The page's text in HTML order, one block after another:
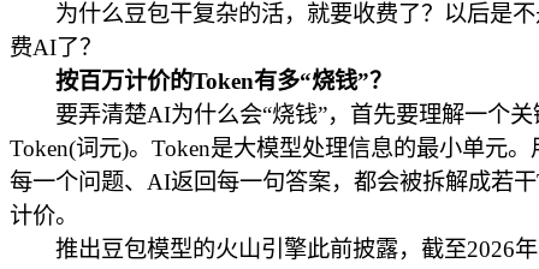
为什么豆包干复杂的活，就要收费了？以后是不
费AI了？
按百万计价的Token有多“烧钱”？
要弄清楚AI为什么会“烧钱”，首先要理解一个关
Token(词元)。Token是大模型处理信息的最小单元。
每一个问题、AI返回每一句答案，都会被拆解成若干
计价。
推出豆包模型的火山引擎此前披露，截至2026年